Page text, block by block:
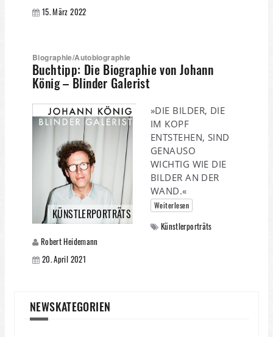
15. März 2022
Biographie/Autobiographie
Buchtipp: Die Biographie von Johann
König – Blinder Galerist
KÜNSTLERPORTRÄTS
»DIE BILDER, DIE
IM KOPF
ENTSTEHEN, SIND
GENAUSO
WICHTIG WIE DIE
BILDER AN DER
WAND.«
Weiterlesen
Künstlerporträts
Robert Heidemann
20. April 2021
NEWSKATEGORIEN